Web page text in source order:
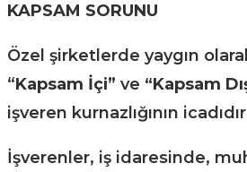
KAPSAM SORUNU
Özel şirketlerde yaygın
“Kapsam İçi” ve “Kapsam
işveren kurnazlığının
İşverenler, iş idaresinde,